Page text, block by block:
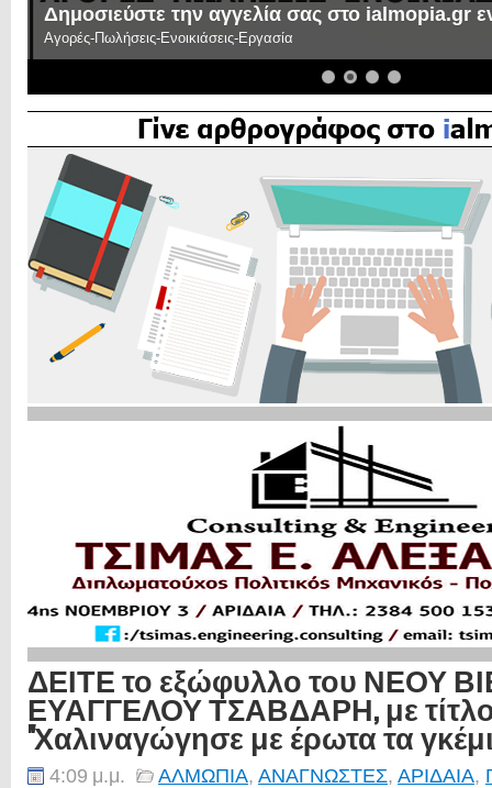
Δημοσιεύστε την αγγελία σας στο ialmopia.gr
Αγορές-Πωλήσεις-Ενοικιάσεις-Εργασία
ΔΕΙΤΕ το εξώφυλλο του ΝΕΟΥ
ΕΥΑΓΓΕΛΟΥ ΤΣΑΒΔΑΡΗ, με
''Χαλιναγώγησε με έρωτα τα
4:09 μ.μ. ΑΛΜΩΠΙΑ, ΑΝΑΓΝΩΣΤΕΣ, ΑΡΙΔΑΙΑ,